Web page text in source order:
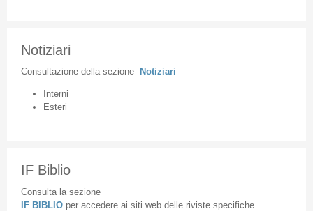
Notiziari
Consultazione della sezione Notiziari
Interni
Esteri
IF Biblio
Consulta la sezione
IF BIBLIO per accedere ai siti web delle riviste specifiche